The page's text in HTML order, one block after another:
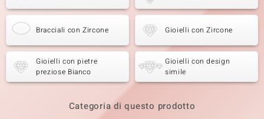
Bracciali con Zircone Gioielli con Zircone
Gioielli con pietre
preziose Bianco
Gioielli con design
simile
Categoria di questo prodotto